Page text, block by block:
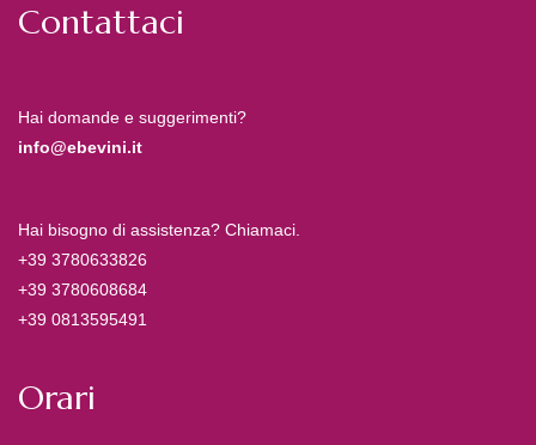
Contattaci
Hai domande e suggerimenti?
info@ebevini.it
Hai bisogno di assistenza? Chiamaci.
+39 3780633826
+39 3780608684
+39 0813595491
Orari